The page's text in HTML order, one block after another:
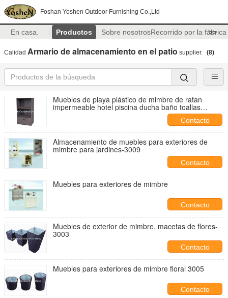
Foshan Yoshen Outdoor Furnishing Co.,Ltd
En casa. Productos Sobre nosotrosRecorrido por la fábrica
>>
Calidad Armario de almacenamiento en el patio supplier. (8)
Muebles de playa plástico de mimbre de ratan
impermeable hotel piscina ducha baño toallas
armarios de almacenamiento carritos---8253
Contacto
Almacenamiento de muebles para exteriores de
mimbre para jardines-3009
Contacto
Muebles para exteriores de mimbre
Contacto
Muebles de exterior de mimbre, macetas de flores-
3003
Contacto
Muebles para exteriores de mimbre floral 3005
Contacto